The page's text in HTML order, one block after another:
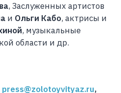
, Заслуженных артистов
и Ольги Кабо, актрисы и
, музыкальные
области и др.
press@zolotoyvityaz.ru,